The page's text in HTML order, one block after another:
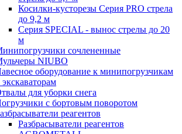
Косилки-кусторезы Серия PRO стрела
до 9,2 м
Серия SPECIAL - вынос стрелы до 20
м
сочлененные
NIUBO
оборудование к минипогрузчикам
для уборки снега
с бортовым поворотом
реагентов
Разбрасыватели реагентов